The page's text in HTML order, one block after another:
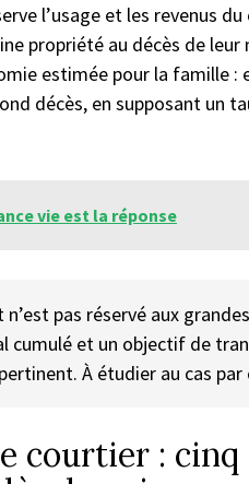
l’usage et les revenus
propriété au décès de leur
estimée pour la famille :
décès, en supposant un
vie est la réponse
pas réservé aux
cumulé et un objectif de
À étudier au cas par
courtier : cinq